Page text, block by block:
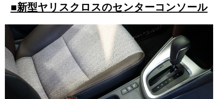
■新型ヤリスクロスのセンターコンソール